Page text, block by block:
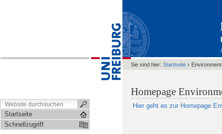
Startseite
Schnellzugriff
Sie sind hier: Startseite ›
Homepage
Hier geht es zur Homepage